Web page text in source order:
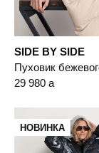
SIDE BY SIDE
29 980 a
НОВИНКА